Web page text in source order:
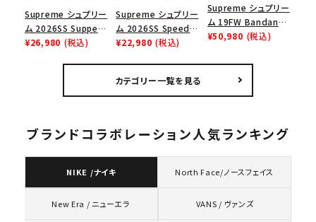
Supreme シュプリー
ム 2026SS Supper
Tee サパーTシャツ
¥26,980 (税込)
Supreme シュプリー
ム 2026SS Speed
Tee スピードTシャツ
¥22,980 (税込)
Supreme シュプリー
ム 19FW Bandana
Box Logo Tee バン
ャツ ホワイト
¥50,980 (税込)
カテゴリー一覧を見る
ブランドコラボレーション人気ランキング
NIKE /ナイキ North Face/ノースフェイス
New Era / ニューエラ VANS / ヴァンズ